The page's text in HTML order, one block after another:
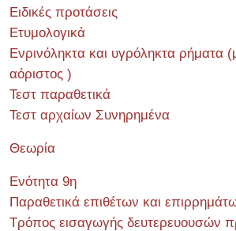
Ειδικές προτάσεις
Ετυμολογικά
Ενρινόληκτα και υγρόληκτα ρήματα
αόριστος )
Τεστ παραθετικά
Τεστ αρχαίων Συνηρημένα
Θεωρία
Ενότητα 9η
Παραθετικά επιθέτων και
Τρόπος εισαγωγής δευτερευουσών